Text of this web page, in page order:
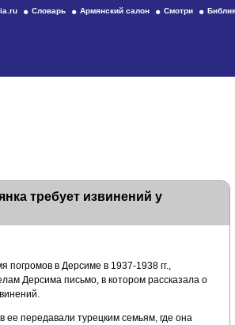
Словарь Армянский салон Смотри
требует извинений у
в Дерсиме в 1937-1938 гг.,
Дерсима письмо, в котором рассказала о
передавали турецким семьям, где она